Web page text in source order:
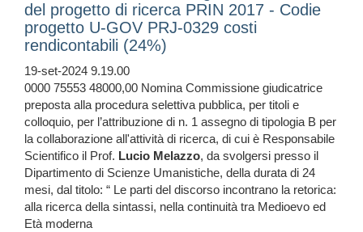
del progetto di ricerca PRIN 2017 - Codie
progetto U-GOV PRJ-0329 costi
rendicontabili (24%)
19-set-2024 9.19.00
0000 75553 48000,00 Nomina Commissione giudicatrice
preposta alla procedura selettiva pubblica, per titoli e
colloquio, per l’attribuzione di n. 1 assegno di tipologia B per
la collaborazione all'attività di ricerca, di cui è Responsabile
Scientifico il Prof. Lucio Melazzo, da svolgersi presso il
Dipartimento di Scienze Umanistiche, della durata di 24
mesi, dal titolo: “ Le parti del discorso incontrano la retorica:
alla ricerca della sintassi, nella continuità tra Medioevo ed
Età moderna